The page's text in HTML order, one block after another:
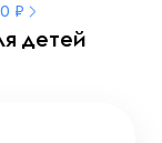
₽
детей